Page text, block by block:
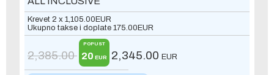
Krevet 2 x 1,105.00EUR
Ukupno takse i doplate 175.00EUR
2,385.00
POPUST
20 EUR 2,345.00 EUR